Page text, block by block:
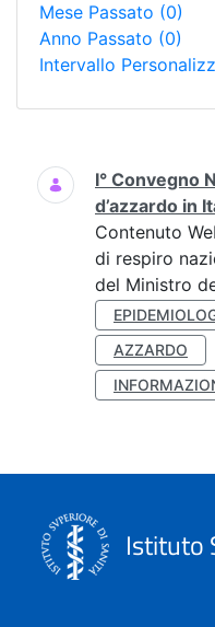
Mese Passato (0)
Anno Passato (0)
Intervallo
Ricerca
I° Convegno
d’azzardo in
Contenuto
di respiro
del Ministro
AZZARDO
Istituto